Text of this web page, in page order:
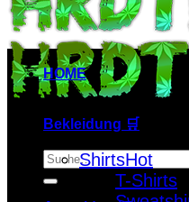
Suche
nach:
HOME
Bekleidung 🛒
Shirts
T-Shirts